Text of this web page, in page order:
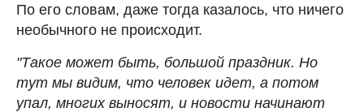
По его словам, даже тогда казалось, что ничего
необычного не происходит.
"Такое может быть, большой праздник. Но
тут мы видим, что человек идет, а потом
упал, многих выносят, и новости начинают